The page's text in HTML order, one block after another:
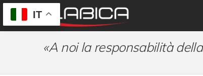
IT
«A noi la responsabilità